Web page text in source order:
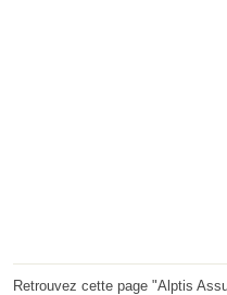
Retrouvez cette page "Alptis